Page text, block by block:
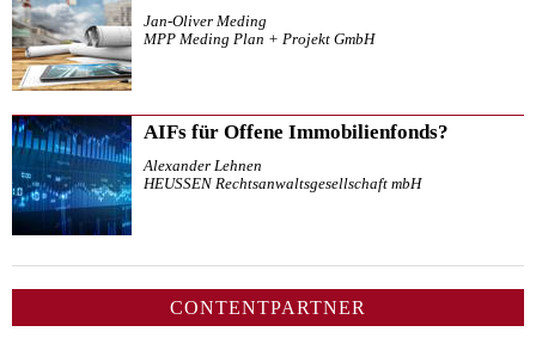
Jan-Oliver Meding
MPP Meding Plan + Projekt GmbH
AIFs für Offene Immobilienfonds?
Alexander Lehnen
HEUSSEN Rechtsanwaltsgesellschaft mbH
CONTENTPARTNER